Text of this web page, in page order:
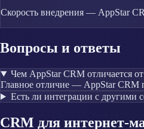
Скорость внедрения — AppStar
Вопросы и ответы
Чем AppStar CRM отличается
Главное отличие — AppStar CRM
Есть ли интеграции с другими
CRM для интернет-